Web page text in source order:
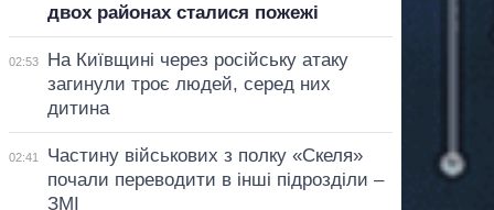
двох районах сталися пожежі
02:53
На Київщині через російську атаку
загинули троє людей, серед них
дитина
02:41
Частину військових з полку «Скеля»
почали переводити в інші підрозділи –
ЗМІ